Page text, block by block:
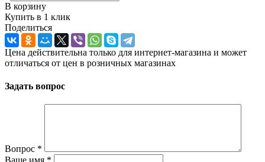
В корзину
Купить в 1 клик
Поделиться
Цена действительна только для интернет-магазина и может
отличаться от цен в розничных магазинах
Задать вопрос
Вопрос *